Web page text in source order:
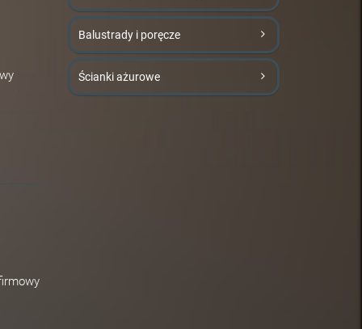
Balustrady i poręcze
Ścianki ażurowe